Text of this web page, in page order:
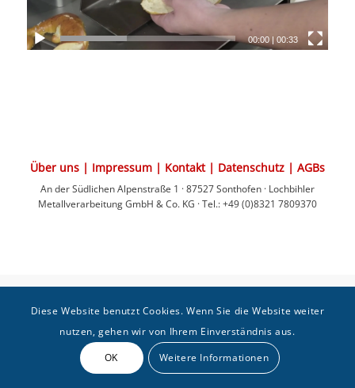
00:00 |00:33
Über uns| Impressum| Kontakt| Datenschutz | AGBs
An der Südlichen Alpenstraße 1 · 87527 Sonthofen· Lochbihler
Metallverarbeitung GmbH & Co. KG · Tel.: +49 (0)8321 7809370
Diese Website benutzt Cookies. Wenn Sie die Website weiter
nutzen, gehen wir von Ihrem Einverständnis aus.
OK
Weitere Informationen